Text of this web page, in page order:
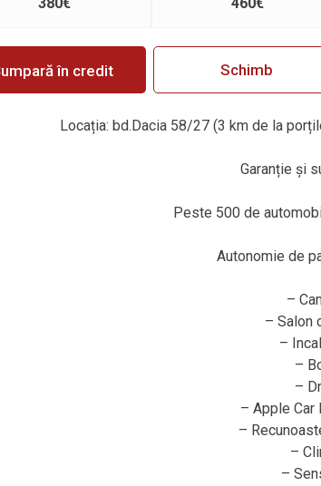
în credit Schimb
Locația: bd.Dacia 58/27 (3 km de la
Garanție și
Peste 500 de
Autonomie de
–
– Salon
–
–
–
– Apple Car
–
–
–